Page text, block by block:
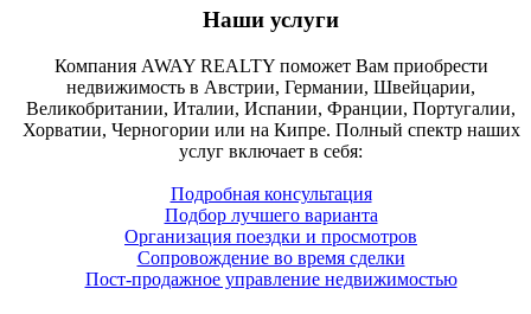
Наши услуги
Компания AWAY REALTY поможет Вам приобрести
недвижимость в Австрии, Германии, Швейцарии,
Великобритании, Италии, Испании, Франции, Португалии,
Хорватии, Черногории или на Кипре. Полный спектр наших
услуг включает в себя:
Подробная консультация
Подбор лучшего варианта
Организация поездки и просмотров
Сопровождение во время сделки
Пост-продажное управление недвижимостью